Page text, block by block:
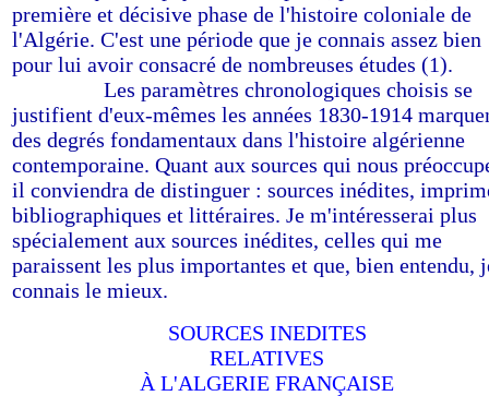
première et décisive phase de l'histoire coloniale de
l'Algérie. C'est une période que je connais assez bien
pour lui avoir consacré de nombreuses études (1).
Les paramètres chronologiques choisis se
justifient d'eux-mêmes les années 1830-1914
des degrés fondamentaux dans l'histoire algérienne
contemporaine. Quant aux sources qui nous
il conviendra de distinguer : sources inédites,
bibliographiques et littéraires. Je m'intéresserai plus
spécialement aux sources inédites, celles qui me
paraissent les plus importantes et que, bien entendu,
connais le mieux.
SOURCES INEDITES
RELATIVES
À L'ALGERIE FRANÇAISE